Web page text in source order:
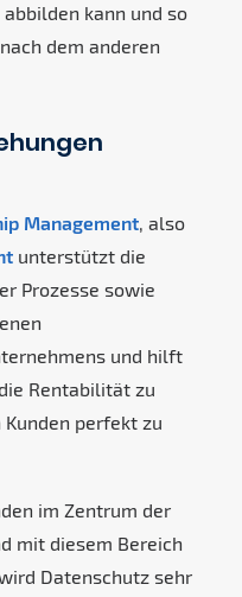
kann und so
dem anderen
Management, also
unterstützt die
Prozesse sowie
und hilft
Rentabilität zu
perfekt zu
im Zentrum der
mit diesem Bereich
Datenschutz sehr